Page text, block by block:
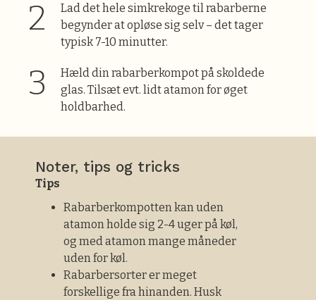
Lad det hele simkrekoge til rabarberne
begynder at opløse sig selv – det tager
typisk 7-10 minutter.
Hæld din rabarberkompot på skoldede
glas. Tilsæt evt. lidt atamon for øget
holdbarhed.
Noter, tips og tricks
Tips
Rabarberkompotten kan uden
atamon holde sig 2-4 uger på køl,
og med atamon mange måneder
uden for køl.
Rabarbersorter er meget
forskellige fra hinanden. Husk